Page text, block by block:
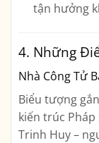
tận hưởng
4. Những
Nhà Công Tử
Biểu tượng
kiến trúc
Trinh Huy –